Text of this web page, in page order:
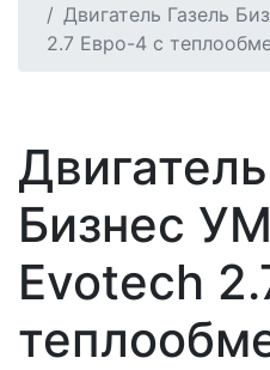
Двигатель Газель
2.7 Евро-4 с
Бизнес
Evotech